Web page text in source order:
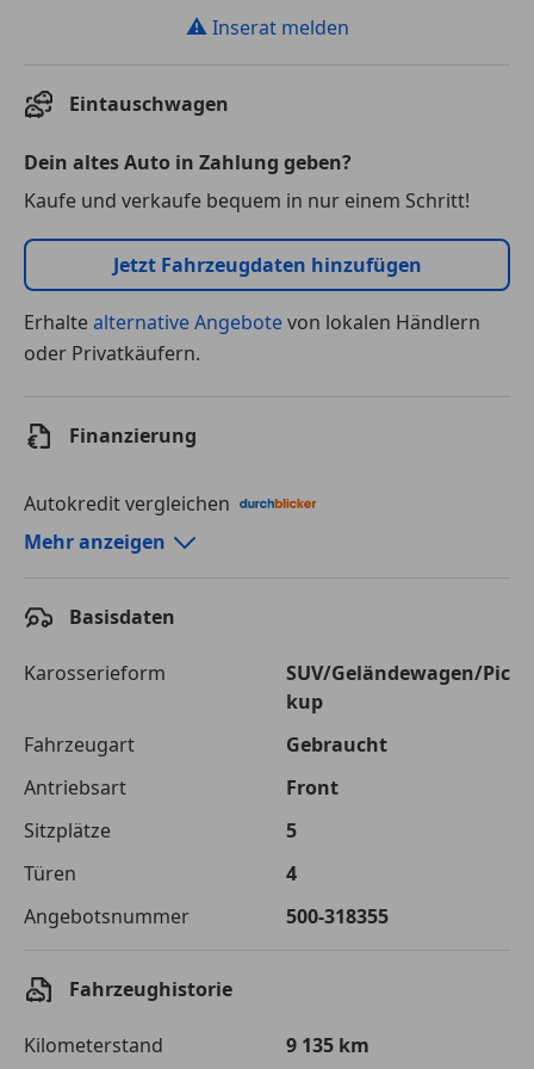
⚠ Inserat melden
Eintauschwagen
Dein altes Auto in Zahlung geben?
Kaufe und verkaufe bequem in nur einem Schritt!
Jetzt Fahrzeugdaten hinzufügen
Erhaltealternative Angebotevon lokalen Händlern
oder Privatkäufern.
Finanzierung
Autokredit vergleichen
Autokredit-Rechner von durchblicker.at
120 Monate
Kreditbetrag
€ 21 800,-
Gesamtbetrag
Einberechnete Gebühren
€ 0,-
Effektivzinsatz
Sollzinssatz
Monatliche Rate € 255,93
Mehr anzeigen
Basisdaten
Karosserieform
SUV/Geländewagen/Pic
kup
Fahrzeugart
Gebraucht
Antriebsart
Front
Sitzplätze
5
Türen
4
Angebotsnummer
500-318355
Fahrzeughistorie
Kilometerstand
9 135 km